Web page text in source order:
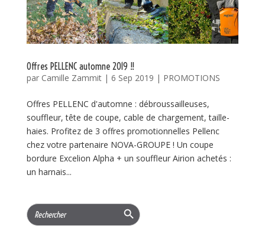
Offres PELLENC automne 2019 !!
par Camille Zammit| 6 Sep 2019 | PROMOTIONS
Offres PELLENC d'automne : débroussailleuses,
souffleur, tête de coupe, cable de chargement, taille-
haies. Profitez de 3 offres promotionnelles Pellenc
chez votre partenaire NOVA-GROUPE ! Un coupe
bordure Excelion Alpha + un souffleur Airion achetés :
un harnais...
Search
for:
Search Button